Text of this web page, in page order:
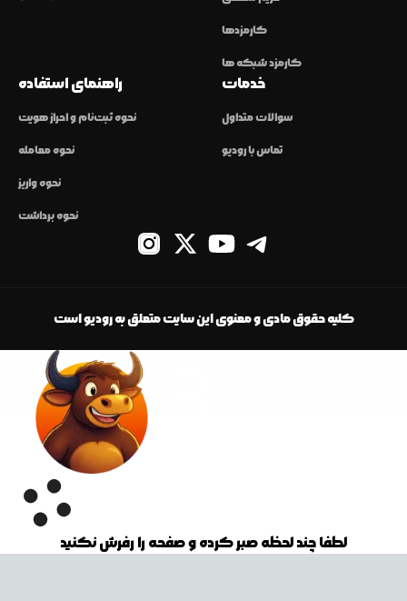
کارمزدها
کارمزد شبکه ها
راهنمای استفاده
نحوه ثبت‌نام و احراز هویت
نحوه معامله
نحوه واریز
نحوه برداشت
خدمات
سوالات متداول
تماس با رودیو
کلیه حقوق مادی و معنوی این سایت متعلق به رودیو است
لطفا چند لحظه صبر کرده و صفحه را رفرش نکنید